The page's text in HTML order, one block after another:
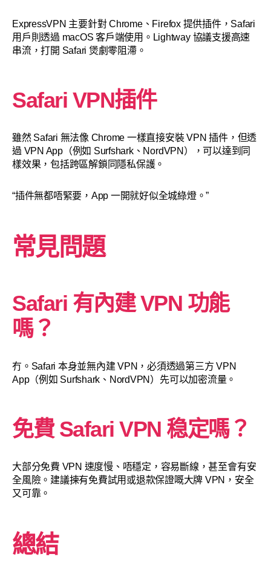
ExpressVPN 主要針對 Chrome、Firefox 提供插件，Safari
用戶則透過 macOS 客戶端使用。Lightway 協議支援高速
串流，打開 Safari 煲劇零阻滯。
Safari VPN插件
雖然 Safari 無法像 Chrome 一樣直接安裝 VPN 插件，但透
過 VPN App（例如 Surfshark、NordVPN），可以達到同
樣效果，包括跨區解鎖同隱私保護。
“插件無都唔緊要，App 一開就好似全城綠燈。”
常見問題
Safari 有內建 VPN 功能
嗎？
冇。Safari 本身並無內建 VPN，必須透過第三方 VPN
App（例如 Surfshark、NordVPN）先可以加密流量。
免費 Safari VPN 稳定嗎？
大部分免費 VPN 速度慢、唔穩定，容易斷線，甚至會有安
全風險。建議揀有免費試用或退款保證嘅大牌 VPN，安全
又可靠。
總結